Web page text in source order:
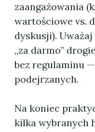
zaangażowania
wartościowe vs.
dyskusji).
„za darmo”
bez regulaminu
podejrzanych.
Na koniec
kilka wybranych